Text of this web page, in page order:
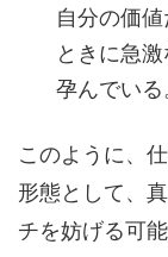
自分の価
ときに急
孕んでいる
このように、
形態として、
チを妨げる可能